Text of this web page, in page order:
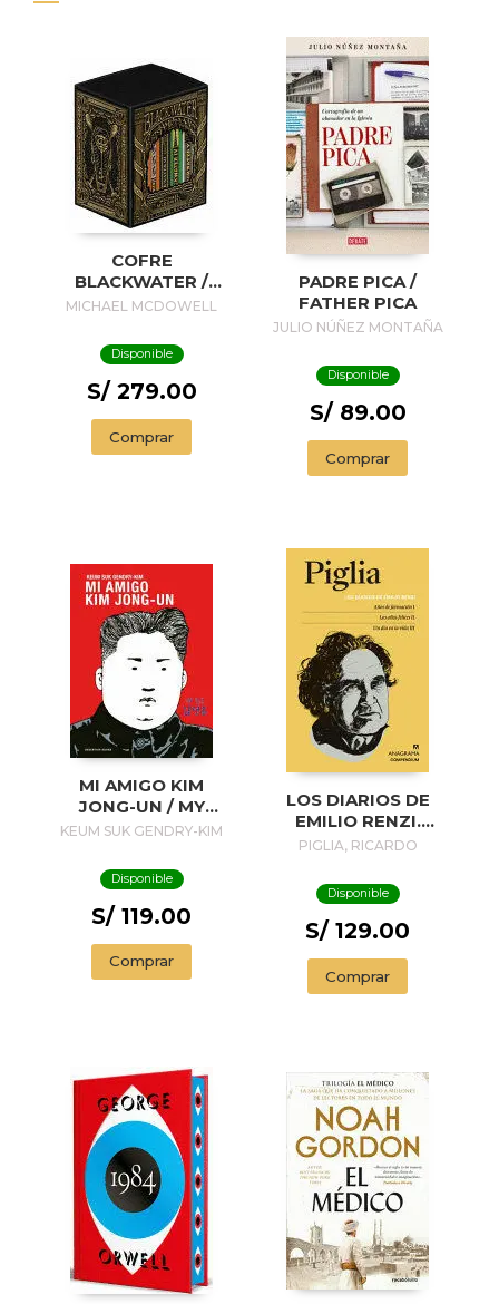
COFRE
BLACKWATER /
BLACKWATER
MICHAEL MCDOWELL
Disponible
S/ 279.00
Comprar
PADRE PICA /
FATHER PICA
JULIO NÚÑEZ MONTAÑA
Disponible
S/ 89.00
Comprar
MI AMIGO KIM
JONG-UN / MY
FRIEND KIM JONG-
KEUM SUK GENDRY-KIM
Disponible
S/ 119.00
Comprar
LOS DIARIOS DE
EMILIO RENZI.
AÑOS DE
AÑOS FELICES II;
UN DIA EN LA VIDA
III
PIGLIA, RICARDO
Disponible
S/ 129.00
Comprar